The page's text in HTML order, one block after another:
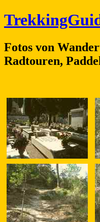
Fotos von
Radtouren,